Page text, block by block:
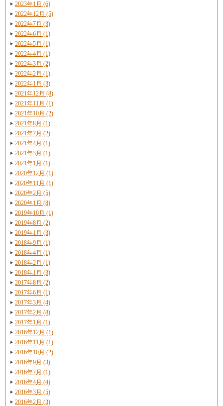
2023年1月 (6)
2022年12月 (5)
2022年7月 (3)
2022年6月 (1)
2022年5月 (1)
2022年4月 (1)
2022年3月 (2)
2022年2月 (1)
2022年1月 (3)
2021年12月 (8)
2021年11月 (1)
2021年10月 (2)
2021年8月 (1)
2021年7月 (2)
2021年4月 (1)
2021年3月 (1)
2021年1月 (1)
2020年12月 (1)
2020年11月 (1)
2020年2月 (5)
2020年1月 (8)
2019年10月 (1)
2019年8月 (2)
2019年1月 (3)
2018年9月 (1)
2018年4月 (1)
2018年2月 (1)
2018年1月 (3)
2017年8月 (2)
2017年6月 (1)
2017年3月 (4)
2017年2月 (8)
2017年1月 (1)
2016年12月 (1)
2016年11月 (1)
2016年10月 (2)
2016年9月 (3)
2016年7月 (1)
2016年4月 (4)
2016年3月 (5)
2016年2月 (3)